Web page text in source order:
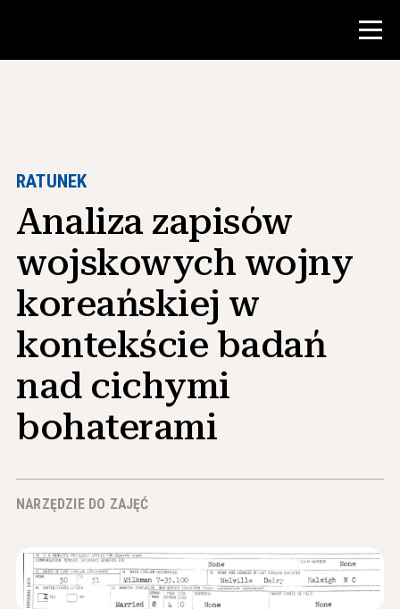
Zasoby dla nauczycieli
Narzędzia w klasie
Kursy
Instytuty
Nauczanie umiejętności badawczych
Doradzanie studentom NHD
Wiadomości i wydarzenia
RATUNEK
Analiza zapisów
wojskowych wojny
koreańskiej w
kontekście badań
nad cichymi
bohaterami
NARZĘDZIE DO ZAJĘĆ